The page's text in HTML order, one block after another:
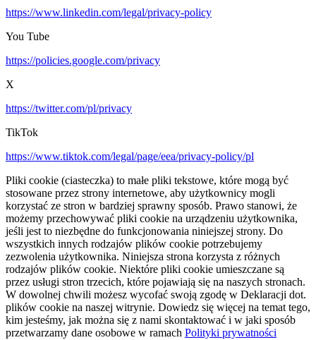
https://www.linkedin.com/legal/privacy-policy
You Tube
https://policies.google.com/privacy
X
https://twitter.com/pl/privacy
TikTok
https://www.tiktok.com/legal/page/eea/privacy-policy/pl
Pliki cookie (ciasteczka) to małe pliki tekstowe, które mogą być
stosowane przez strony internetowe, aby użytkownicy mogli
korzystać ze stron w bardziej sprawny sposób. Prawo stanowi, że
możemy przechowywać pliki cookie na urządzeniu użytkownika,
jeśli jest to niezbędne do funkcjonowania niniejszej strony. Do
wszystkich innych rodzajów plików cookie potrzebujemy
zezwolenia użytkownika. Niniejsza strona korzysta z różnych
rodzajów plików cookie. Niektóre pliki cookie umieszczane są
przez usługi stron trzecich, które pojawiają się na naszych stronach.
W dowolnej chwili możesz wycofać swoją zgodę w Deklaracji dot.
plików cookie na naszej witrynie. Dowiedz się więcej na temat tego,
kim jesteśmy, jak można się z nami skontaktować i w jaki sposób
przetwarzamy dane osobowe w ramach Polityki prywatności